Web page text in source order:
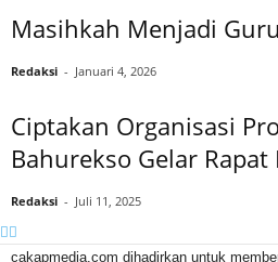
Masihkah Menjadi
Redaksi - Januari 4, 2026
Ciptakan Organisasi
Bahurekso Gelar Rapat
Redaksi - Juli 11, 2025
cakapmedia.com dihadirkan untuk